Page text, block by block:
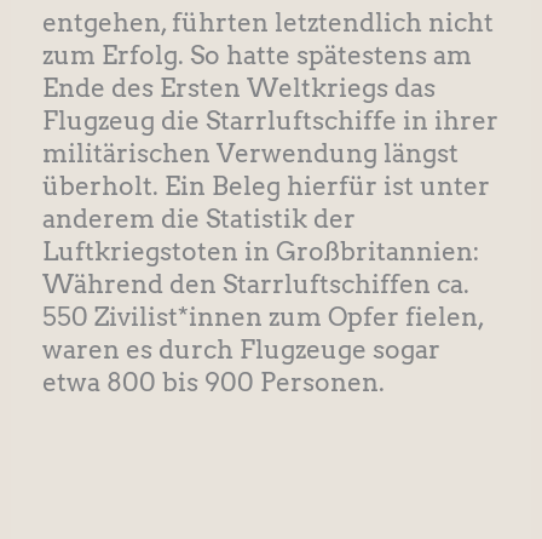
entgehen, führten letztendlich nicht
zum Erfolg. So hatte spätestens am
Ende des Ersten Weltkriegs das
Flugzeug die Starrluftschiffe in ihrer
militärischen Verwendung längst
überholt. Ein Beleg hierfür ist unter
anderem die Statistik der
Luftkriegstoten in Großbritannien:
Während den Starrluftschiffen ca.
550 Zivilist*innen zum Opfer fielen,
waren es durch Flugzeuge sogar
etwa 800 bis 900 Personen.